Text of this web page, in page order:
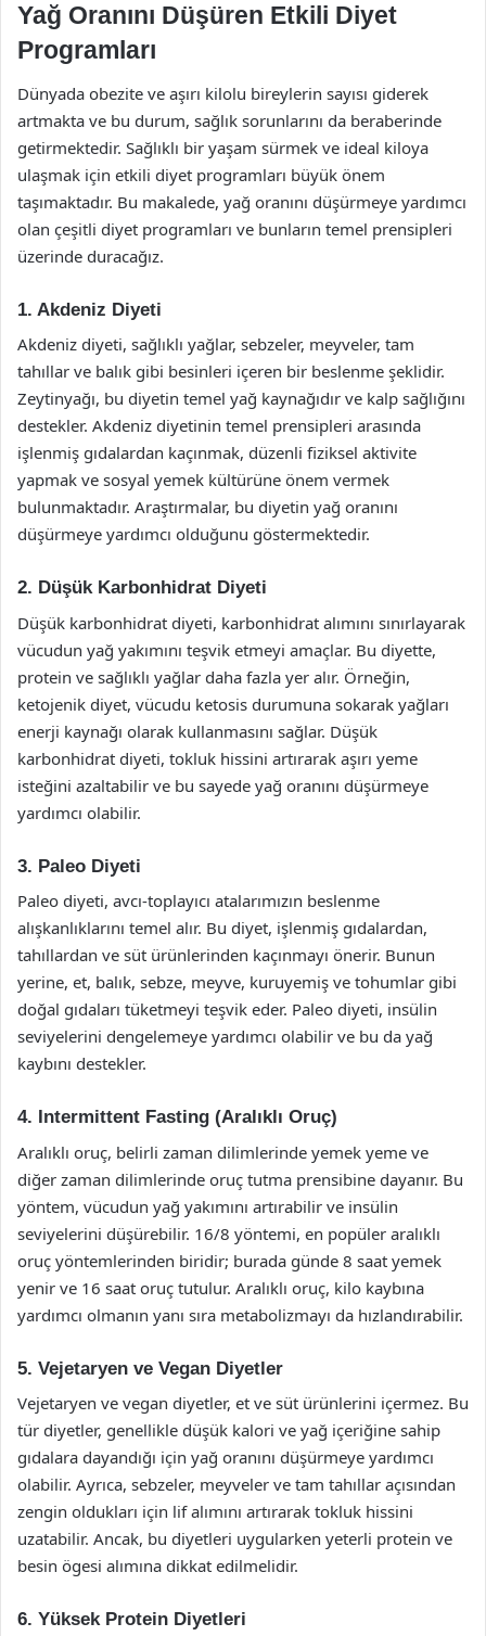
Yağ Oranını Düşüren Etkili Diyet
Programları
Dünyada obezite ve aşırı kilolu bireylerin sayısı giderek
artmakta ve bu durum, sağlık sorunlarını da beraberinde
getirmektedir. Sağlıklı bir yaşam sürmek ve ideal kiloya
ulaşmak için etkili diyet programları büyük önem
taşımaktadır. Bu makalede, yağ oranını düşürmeye yardımcı
olan çeşitli diyet programları ve bunların temel prensipleri
üzerinde duracağız.
1. Akdeniz Diyeti
Akdeniz diyeti, sağlıklı yağlar, sebzeler, meyveler, tam
tahıllar ve balık gibi besinleri içeren bir beslenme şeklidir.
Zeytinyağı, bu diyetin temel yağ kaynağıdır ve kalp sağlığını
destekler. Akdeniz diyetinin temel prensipleri arasında
işlenmiş gıdalardan kaçınmak, düzenli fiziksel aktivite
yapmak ve sosyal yemek kültürüne önem vermek
bulunmaktadır. Araştırmalar, bu diyetin yağ oranını
düşürmeye yardımcı olduğunu göstermektedir.
2. Düşük Karbonhidrat Diyeti
Düşük karbonhidrat diyeti, karbonhidrat alımını sınırlayarak
vücudun yağ yakımını teşvik etmeyi amaçlar. Bu diyette,
protein ve sağlıklı yağlar daha fazla yer alır. Örneğin,
ketojenik diyet, vücudu ketosis durumuna sokarak yağları
enerji kaynağı olarak kullanmasını sağlar. Düşük
karbonhidrat diyeti, tokluk hissini artırarak aşırı yeme
isteğini azaltabilir ve bu sayede yağ oranını düşürmeye
yardımcı olabilir.
3. Paleo Diyeti
Paleo diyeti, avcı-toplayıcı atalarımızın beslenme
alışkanlıklarını temel alır. Bu diyet, işlenmiş gıdalardan,
tahıllardan ve süt ürünlerinden kaçınmayı önerir. Bunun
yerine, et, balık, sebze, meyve, kuruyemiş ve tohumlar gibi
doğal gıdaları tüketmeyi teşvik eder. Paleo diyeti, insülin
seviyelerini dengelemeye yardımcı olabilir ve bu da yağ
kaybını destekler.
4. Intermittent Fasting (Aralıklı Oruç)
Aralıklı oruç, belirli zaman dilimlerinde yemek yeme ve
diğer zaman dilimlerinde oruç tutma prensibine dayanır. Bu
yöntem, vücudun yağ yakımını artırabilir ve insülin
seviyelerini düşürebilir. 16/8 yöntemi, en popüler aralıklı
oruç yöntemlerinden biridir; burada günde 8 saat yemek
yenir ve 16 saat oruç tutulur. Aralıklı oruç, kilo kaybına
yardımcı olmanın yanı sıra metabolizmayı da hızlandırabilir.
5. Vejetaryen ve Vegan Diyetler
Vejetaryen ve vegan diyetler, et ve süt ürünlerini içermez. Bu
tür diyetler, genellikle düşük kalori ve yağ içeriğine sahip
gıdalara dayandığı için yağ oranını düşürmeye yardımcı
olabilir. Ayrıca, sebzeler, meyveler ve tam tahıllar açısından
zengin oldukları için lif alımını artırarak tokluk hissini
uzatabilir. Ancak, bu diyetleri uygularken yeterli protein ve
besin ögesi alımına dikkat edilmelidir.
6. Yüksek Protein Diyetleri